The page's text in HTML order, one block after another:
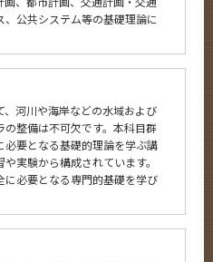
公共システム等の基礎理論に
河川や海岸などの水域および
の整備は不可欠です。本科目群
要となる基礎的理論を学ぶ講
実験から構成されています。
必要となる専門的基礎を学び